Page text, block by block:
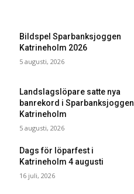
Bildspel Sparbanksjoggen
Katrineholm 2026
5 augusti, 2026
Landslagslöpare satte nya
banrekord i Sparbanksjoggen
Katrineholm
5 augusti, 2026
Dags för löparfest i
Katrineholm 4 augusti
16 juli, 2026